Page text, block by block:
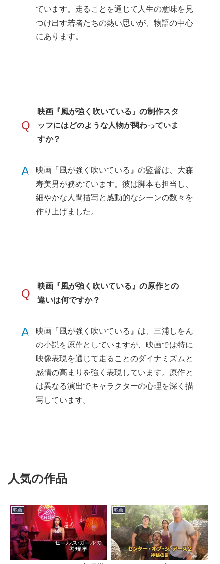
ています。走ることを通じて人生の意味を見
つけ出す若者たちの熱い思いが、物語の中心
にあります。
Q
映画『風が強く吹いている』の制作スタ
ッフにはどのような人物が関わっていま
すか？
A
映画『風が強く吹いている』の監督は、大森
寿美男が務めています。彼は脚本も担当し、
細やかな人間描写と感動的なシーンの数々を
作り上げました。
Q
映画『風が強く吹いている』の原作との
違いは何ですか？
A
映画『風が強く吹いている』は、三浦しをん
の小説を原作としていますが、映画では特に
映像表現を通じて走ることのダイナミズムと
感情の高まりを強く表現しています。原作と
は異なる演出でキャラクターの心理を深く描
写しています。
人気の作品
映画 映画